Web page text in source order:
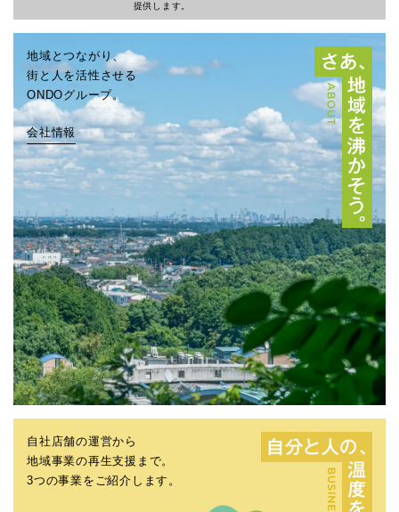
提供します。
地域とつながり、
街と人を活性させる
ONDOグループ。
会社情報
自社店舗の運営から
地域事業の再生支援まで。
3つの事業をご紹介します。